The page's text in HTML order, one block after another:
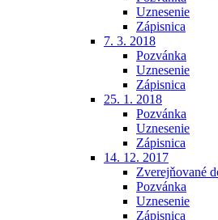
Uznesenie
Zápisnica
7. 3. 2018
Pozvánka
Uznesenie
Zápisnica
25. 1. 2018
Pozvánka
Uznesenie
Zápisnica
14. 12. 2017
Zverejňované
Pozvánka
Uznesenie
Zápisnica